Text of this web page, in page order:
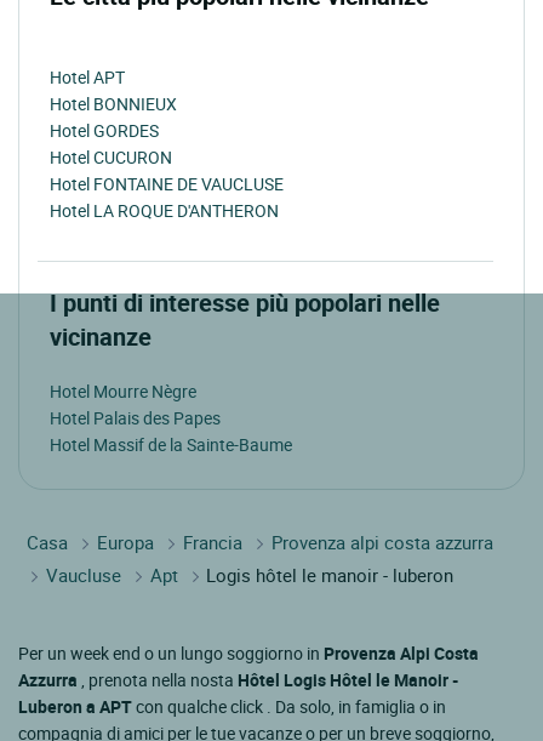
Hotel APT
Hotel BONNIEUX
Hotel GORDES
Hotel CUCURON
Hotel FONTAINE DE VAUCLUSE
Hotel LA ROQUE D'ANTHERON
I punti di interesse più popolari nelle
vicinanze
Hotel Mourre Nègre
Hotel Palais des Papes
Hotel Massif de la Sainte-Baume
Casa Europa Francia
Provenza alpi costa azzurra
Vaucluse
Apt Logis hôtel le manoir - luberon
Per un week end o un lungo soggiorno in Provenza Alpi Costa
Azzurra , prenota nella nosta Hôtel Logis Hôtel le Manoir -
Luberon a APTcon qualche click . Da solo, in famiglia o in
compagnia di amici per le tue vacanze o per un breve soggiorno,